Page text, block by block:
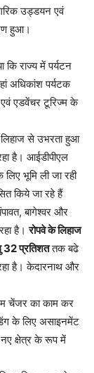
उड्डयन एवं
हुआ।
कि राज्य में पर्यटन
अधिकांश पर्यटक
एवं एडवेंचर टूरिज्म के
से उभरता हुआ
है। आईडीपीएल
भूमि ली जा रही
किये जा रहे हैं
बागेश्वर और
है।रोपवे के लिहाज
32 प्रतिशततक बढे
है। केदारनाथ और
गेम चेंजर का काम कर
के लिए असाइनमेंट
नए क्षेत्र के रूप में